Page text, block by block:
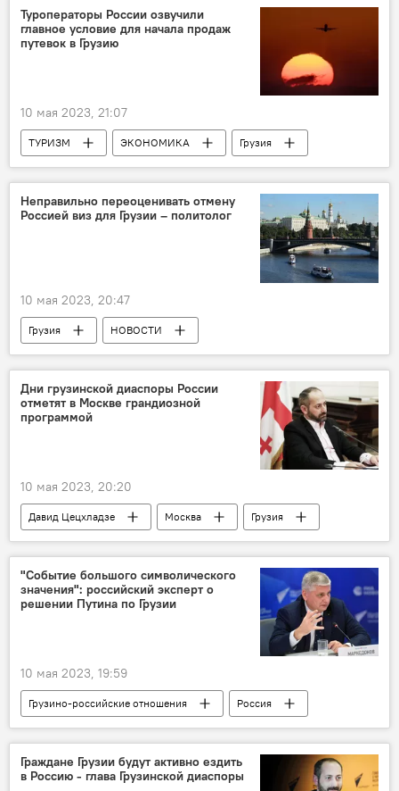
Илья Дарчиашвили
Ираклий Гарибашвили
Саломе Зурабишвили
Туроператоры России озвучили
главное условие для начала продаж
путевок в Грузию
10 мая 2023, 21:07
ТУРИЗМ ЭКОНОМИКА
Грузия
Тбилиси
Москва
Авиасообщение в Грузии
авиасообщение
Авиасообщение России и Грузии
СНГ
Неправильно переоценивать отмену
Россией виз для Грузии – политолог
10 мая 2023, 20:47
Грузия
НОВОСТИ
Демур Гиорхелидзе
Владимир Путин
Дни грузинской диаспоры России
отметят в Москве грандиозной
программой
10 мая 2023, 20:20
Давид Цецхладзе Москва
Грузия
НОВОСТИ
Россия
Грузино-российские отношения
Анонсы
КУЛЬТУРА
Грузинская диаспора России
"Событие большого символического
значения": российский эксперт о
решении Путина по Грузии
10 мая 2023, 19:59
Грузино-российские отношения
Россия
Грузия
НОВОСТИ
Москва
Владимир Путин
Саломе Зурабишвили
Михаил Саакашвили
Граждане Грузии будут активно ездить
в Россию - глава Грузинской диаспоры